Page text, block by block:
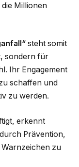
Millionen
steht somit
sondern für
Ihr Engagement
schaffen und
zu werden.
erkennt
Prävention,
zu